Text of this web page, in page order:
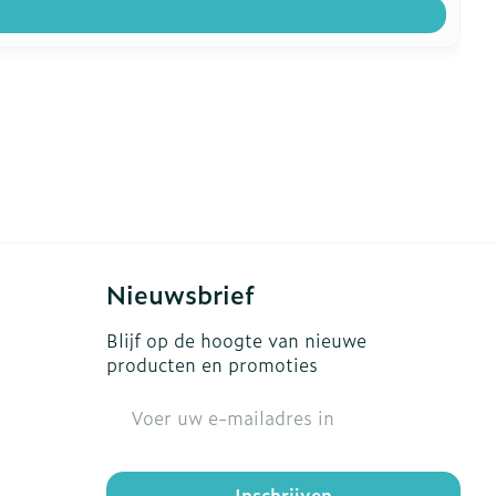
Nieuwsbrief
Blijf op de hoogte van nieuwe
producten en promoties